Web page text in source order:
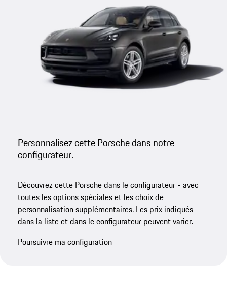
Personnalisez cette Porsche dans notre
configurateur.
Découvrez cette Porsche dans le configurateur - avec
toutes les options spéciales et les choix de
personnalisation supplémentaires. Les prix indiqués
dans la liste et dans le configurateur peuvent varier.
Poursuivre ma configuration